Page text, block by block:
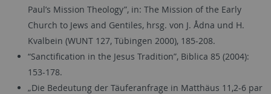
Paul’s Mission Theology”, in: The Mission of the Early
Church to Jews and Gentiles, hrsg. von J. Ådna und H.
Kvalbein (WUNT 127, Tübingen 2000), 185-208.
“Sanctification in the Jesus Tradition”, Biblica 85 (2004):
153-178.
„Die Bedeutung der Täuferanfrage in Matthäus 11,2-6 par